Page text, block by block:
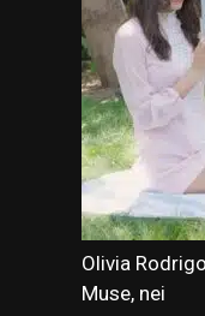
Olivia
Muse, nei